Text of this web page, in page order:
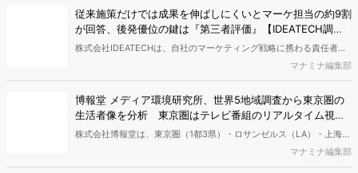
ポートとなっています。※本レポートは記事のフォームから無料でダ
ウンロードできます。
従来施策だけでは成果を伸ばしにくいとマーケ担当の約9割
が回答、後発優位の鍵は『第三者評価』【IDEATECH調
査】
株式会社IDEATECHは、自社のマーケティング戦略に携わる責任者・
担当者（BtoB／BtoCを問わず、新しい価値・市場の打ち出しや認知
拡大の意思決定に関与する層）を対象に、BtoB企業における新商品・
新サービスの市場浸透と情報発信に関する実態調査を実施し、結果を
公開しました。
マナミナ編集部
博報堂 メディア環境研究所、世界5地域調査から東京圏の
生活者像を分析 東京圏はテレビ番組のリアルタイム視聴
が強く、信用度も高い
株式会社博報堂は、東京圏（1都3県）・ロサンゼルス（LA）・上海・
ロンドン・ドイツ全域の5地域で、各900名・計4,500名（10～50
代）を対象に、メディア接触状況やAI・先進テクノロジーサービスの
マナミナ編集部